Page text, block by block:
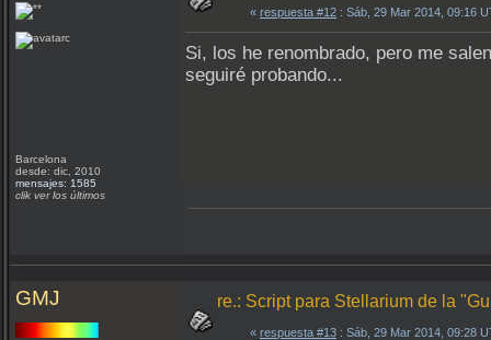
Barcelona
desde: dic, 2010
mensajes: 1585
clik ver los últimos
« respuesta #12 : Sáb, 29 Mar 2014, 09:16
Si, los he renombrado, pero me
seguiré probando...
GMJ re.: Script para Stellarium de la
« respuesta #13 : Sáb, 29 Mar 2014, 09:28